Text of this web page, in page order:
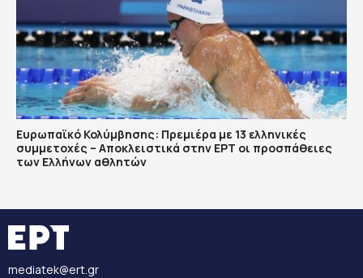
Ευρωπαϊκό Κολύμβησης: Πρεμιέρα με 13 ελληνικές
συμμετοχές – Αποκλειστικά στην ΕΡΤ οι προσπάθειες
των Ελλήνων αθλητών
mediatek@ert.gr